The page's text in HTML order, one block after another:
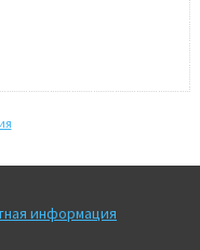
информация